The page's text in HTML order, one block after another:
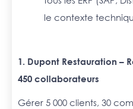
le contexte
1. Dupont Restauration –
450 collaborateurs
Gérer 5 000 clients, 30